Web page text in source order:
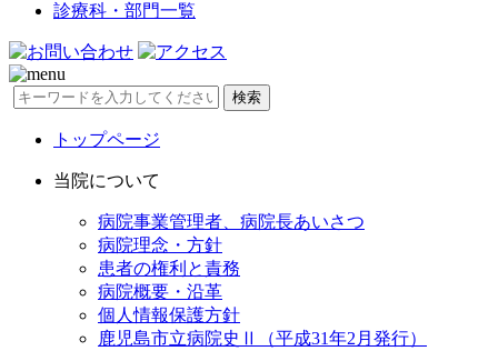
診療科・部門一覧
検索
トップページ
当院について
病院事業管理者、病院長あいさつ
病院理念・方針
患者の権利と責務
病院概要・沿革
個人情報保護方針
鹿児島市立病院史Ⅱ（平成31年2月発行）